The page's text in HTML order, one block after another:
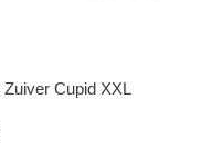
Cupid XXL